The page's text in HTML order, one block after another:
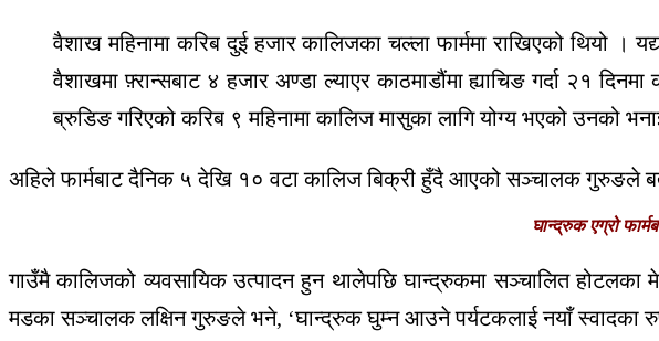
वैशाख महिनामा करिब दुई हजार कालिजका चल्ला फार्ममा राखिएको थियो
वैशाखमा फ़्रान्सबाट ४ हजार अण्डा ल्याएर काठमाडौंमा ह्याचिङ गर्दा २१
ब्रुडिङ गरिएको करिब ९ महिनामा कालिज मासुका लागि योग्य भएको उनको
अहिले फार्मबाट दैनिक ५ देखि १० वटा कालिज बिक्री हुँदै आएको सञ्चालक गुरुङले
घान्द्रुक एग्रो
गाउँमै कालिजको व्यवसायिक उत्पादन हुन थालेपछि घान्द्रुकमा सञ्चालित
मडका सञ्चालक लक्षिन गुरुङले भने, ‘घान्द्रुक घुम्न आउने पर्यटकलाई नयाँ स्वादका